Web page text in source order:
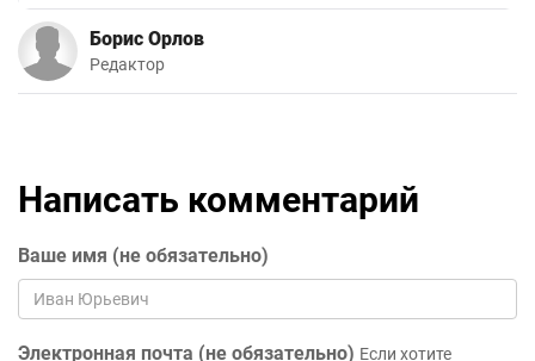
Борис Орлов
Редактор
Написать комментарий
Ваше имя (не обязательно)
Электронная почта (не обязательно) Если хотите